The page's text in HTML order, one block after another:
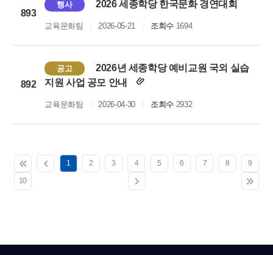
893
행사 2026 세종학당 한국문화 경연대회
교육문화팀 2026-05-21 조회수1694
892
공고
2026년 세종학당 예비교원 국외 실습
지원 사업 공모 안내
교육문화팀 2026-04-30 조회수2932
1 2 3 4 5 6 7 8 9
10